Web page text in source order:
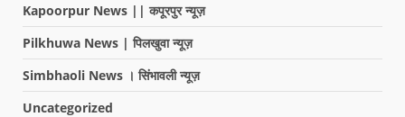
Kapoorpur News || कपूरपुर न्यूज़
Pilkhuwa News | पिलखुवा न्यूज़
Simbhaoli News । सिंभावली न्यूज़
Uncategorized